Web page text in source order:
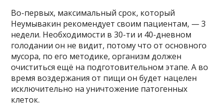
Во-первых, максимальный срок, который
Неумывакин рекомендует своим пациентам, — 3
недели. Необходимости в 30-ти и 40-дневном
голодании он не видит, потому что от основного
мусора, по его методике, организм должен
очиститься ещё на подготовительном этапе. А во
время воздержания от пищи он будет нацелен
исключительно на уничтожение патогенных
клеток.